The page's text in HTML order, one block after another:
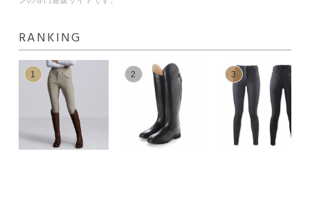
RANKING
1 2 3